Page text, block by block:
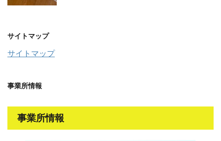
サイトマップ
サイトマップ
事業所情報
事業所情報